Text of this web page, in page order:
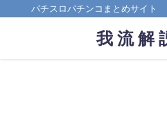
パチスロパチンコまとめサイト
我 流 解